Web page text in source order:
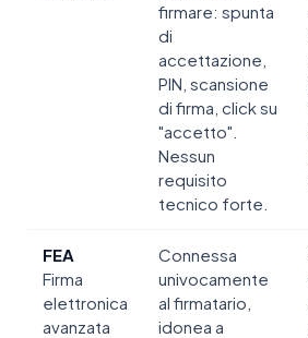
firmare: spunta
di
accettazione,
PIN, scansione
di firma, click su
"accetto".
Nessun
requisito
tecnico forte.
FEA
Firma
elettronica
avanzata
Connessa
univocamente
al firmatario,
idonea a